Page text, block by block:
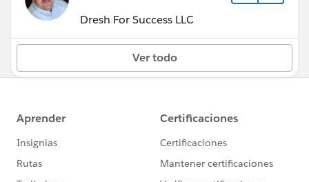
Dresh For Success LLC
Ver todo